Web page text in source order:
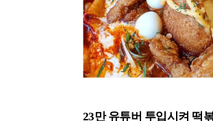
23만 유튜버 투입시켜 떡